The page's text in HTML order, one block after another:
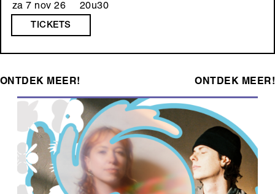
za 7 nov 26 20u30
TICKETS
ONTDEK MEER! ONTDEK MEER!